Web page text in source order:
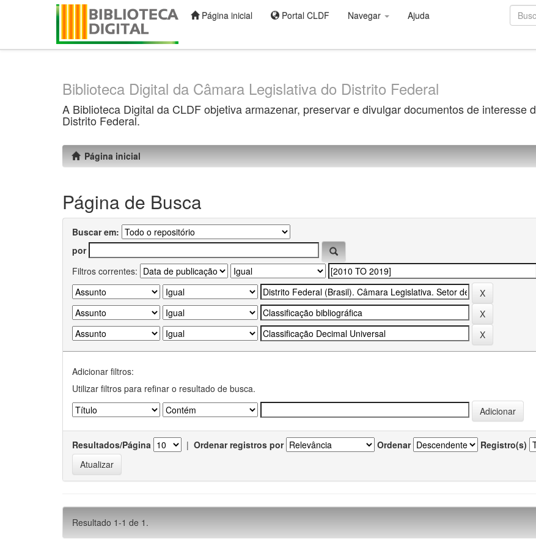
Página inicial Portal CLDF Navegar Ajuda
Biblioteca Digital da Câmara Legislativa do Distrito Federal
A Biblioteca Digital da CLDF objetiva armazenar, preservar e divulgar documentos de interesse
Distrito Federal.
Página inicial
Página de Busca
Buscar em:
por
Filtros correntes:
Adicionar filtros:
Utilizar filtros para refinar o resultado de busca.
Resultados/Página | Ordenar registros por Ordenar Registro(s)
Resultado 1-1 de 1.